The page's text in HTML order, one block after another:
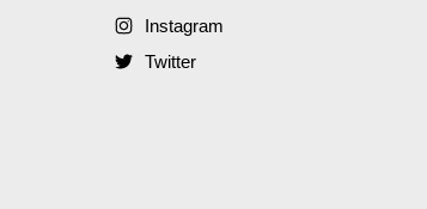
Instagram
Twitter